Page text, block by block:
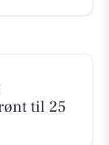
til 25